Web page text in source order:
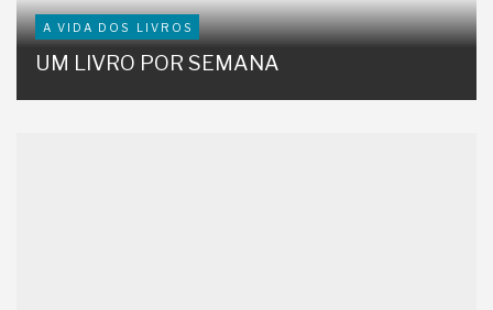
A VIDA DOS LIVROS
UM LIVRO POR SEMANA